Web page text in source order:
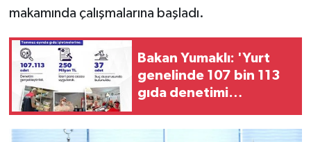
makamında çalışmalarına başladı.
Bakan Yumaklı: 'Yurt
genelinde 107 bin 113
gıda denetimi